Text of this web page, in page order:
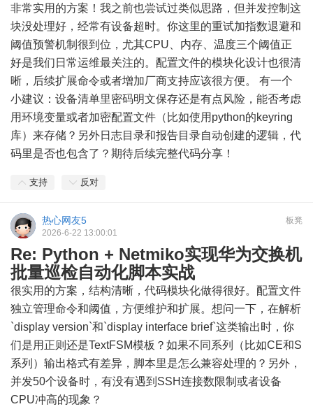
非常实用的方案！我之前也尝试过类似思路，但并发控制这
块没处理好，经常有设备超时。你这里的重试加指数退避和
阈值预警机制很到位，尤其CPU、内存、温度三个阈值正
好是我们日常运维最关注的。配置文件的模块化设计也很清
晰，后续扩展命令或者增加厂商支持应该很方便。 有一个
小建议：设备清单里密码明文保存还是有点风险，能否考虑
用环境变量或者加密配置文件（比如使用python的keyring
库）来存储？另外日志目录和报告目录自动创建的逻辑，代
码里是否也包含了？期待后续完整代码分享！
支持 反对
板凳
热心网友5
2026-6-22 13:00:01
Re: Python + Netmiko实现华为交换机
批量巡检自动化脚本实战
很实用的方案，结构清晰，代码模块化做得很好。配置文件
独立管理命令和阈值，方便维护和扩展。想问一下，在解析
`display version`和`display interface brief`这类输出时，你
们是用正则还是TextFSM模板？如果不同系列（比如CE和S
系列）输出格式有差异，脚本里是怎么兼容处理的？另外，
并发50个设备时，有没有遇到SSH连接数限制或者设备
CPU冲高的现象？